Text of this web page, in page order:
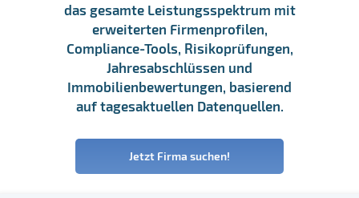
das gesamte Leistungsspektrum mit
erweiterten Firmenprofilen,
Compliance-Tools, Risikoprüfungen,
Jahresabschlüssen und
Immobilienbewertungen, basierend
auf tagesaktuellen Datenquellen.
Jetzt Firma suchen!